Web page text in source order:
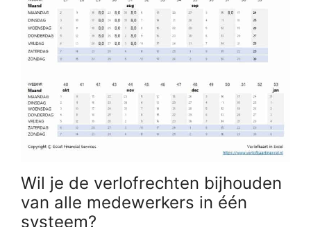
Wil je de verlofrechten bijhouden
van alle medewerkers in één
systeem?